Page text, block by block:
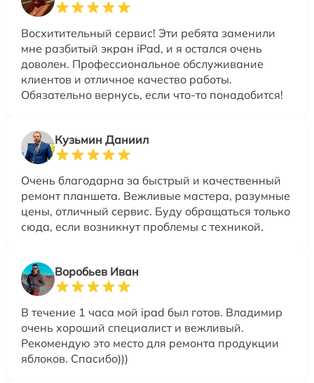
Восхитительный сервис! Эти ребята заменили
мне разбитый экран iPad, и я остался очень
доволен. Профессиональное обслуживание
клиентов и отличное качество работы.
Обязательно вернусь, если что-то понадобится!
Кузьмин Даниил
Очень благодарна за быстрый и качественный
ремонт планшета. Вежливые мастера, разумные
цены, отличный сервис. Буду обращаться только
сюда, если возникнут проблемы с техникой.
Воробьев Иван
В течение 1 часа мой ipad был готов. Владимир
очень хороший специалист и вежливый.
Рекомендую это место для ремонта продукции
яблоков. Спасибо)))